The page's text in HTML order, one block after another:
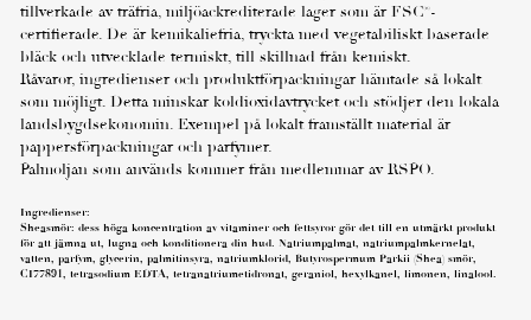
tillverkade av träfria, miljöackrediterade lager som är FSC®-
certifierade. De är kemikaliefria, tryckta med vegetabiliskt baserade
bläck och utvecklade termiskt, till skillnad från kemiskt.
Råvaror, ingredienser och produktförpackningar hämtade så lokalt
som möjligt. Detta minskar koldioxidavtrycket och stödjer den lokala
landsbygdsekonomin. Exempel på lokalt framställt material är
pappersförpackningar och parfymer.
Palmoljan som används kommer från medlemmar av RSPO.
Ingredienser:
Sheasmör: dess höga koncentration av vitaminer och fettsyror gör det till en utmärkt produkt
för att jämna ut, lugna och konditionera din hud. Natriumpalmat, natriumpalmkernelat,
vatten, parfym, glycerin, palmitinsyra, natriumklorid, Butyrospermum Parkii (Shea) smör,
CI77891, tetrasodium EDTA, tetranatriumetidronat, geraniol, hexylkanel, limonen, linalool.
Önskad leveransdag
I dag I morgon
Annat datum